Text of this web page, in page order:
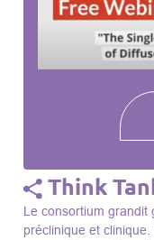
webinaires à venir,
notre compréhension
Think
Le consortium grandit
préclinique et